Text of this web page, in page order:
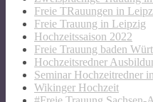
Freie TRauungen in
Freie Trauung in Leipzig
Hochzeitssaison 2022
Freie Trauung baden
Hochzeitsredner
Seminar Hochzeitredner
Wikinger Hochzeit